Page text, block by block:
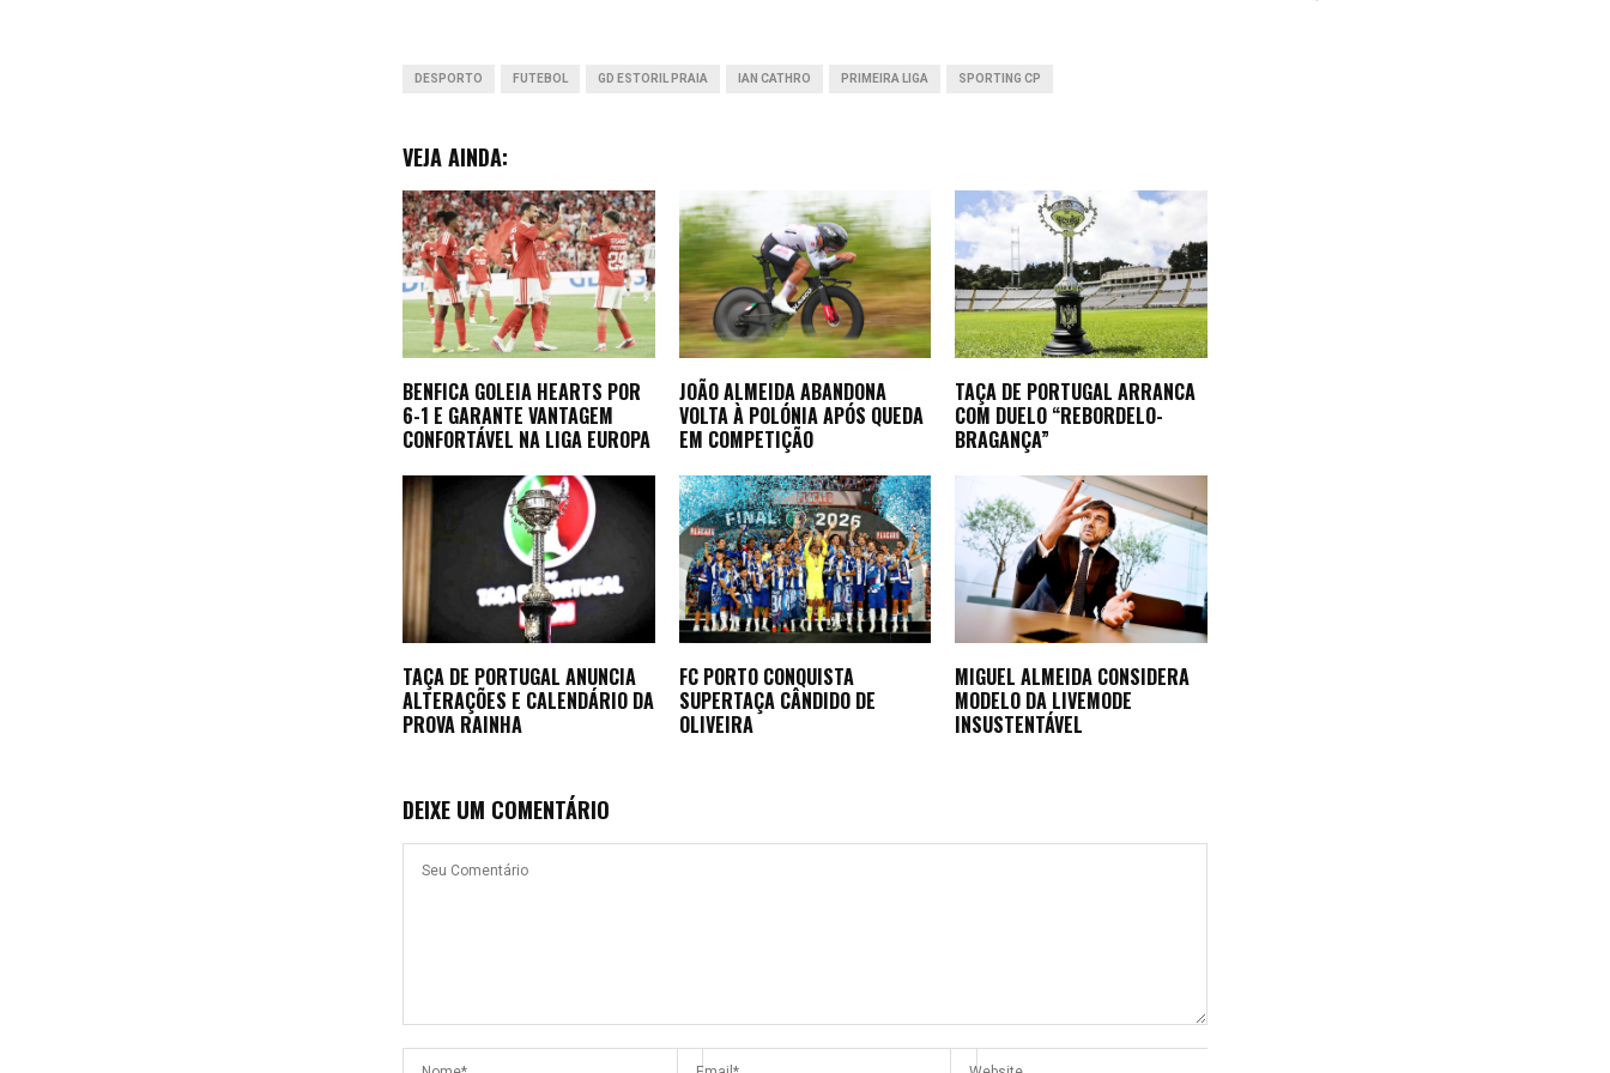
DESPORTO FUTEBOL GD ESTORIL PRAIA IAN CATHRO PRIMEIRA LIGA SPORTING CP
VEJA AINDA:
BENFICA GOLEIA HEARTS POR
6-1 E GARANTE VANTAGEM
CONFORTÁVEL NA LIGA EUROPA
JOÃO ALMEIDA ABANDONA
VOLTA À POLÓNIA APÓS QUEDA
EM COMPETIÇÃO
TAÇA DE PORTUGAL ARRANCA
COM DUELO “REBORDELO-
BRAGANÇA”
TAÇA DE PORTUGAL ANUNCIA
ALTERAÇÕES E CALENDÁRIO DA
PROVA RAINHA
FC PORTO CONQUISTA
SUPERTAÇA CÂNDIDO DE
OLIVEIRA
MIGUEL ALMEIDA CONSIDERA
MODELO DA LIVEMODE
INSUSTENTÁVEL
DEIXE UM COMENTÁRIO